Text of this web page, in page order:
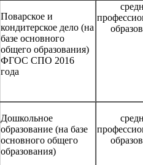
Поварское и
кондитерское дело (на
базе основного
общего образования)
ФГОС СПО 2016
года
Дошкольное
образование (на базе
основного общего
образования)